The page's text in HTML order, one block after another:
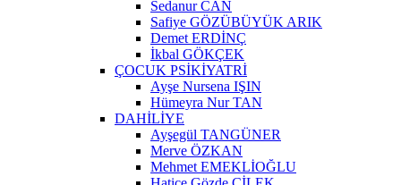
Sedanur CAN
Safiye GÖZÜBÜYÜK ARIK
Demet ERDİNÇ
İkbal GÖKÇEK
ÇOCUK PSİKİYATRİ
Ayşe Nursena IŞIN
Hümeyra Nur TAN
DAHİLİYE
Ayşegül TANGÜNER
Merve ÖZKAN
Mehmet EMEKLİOĞLU